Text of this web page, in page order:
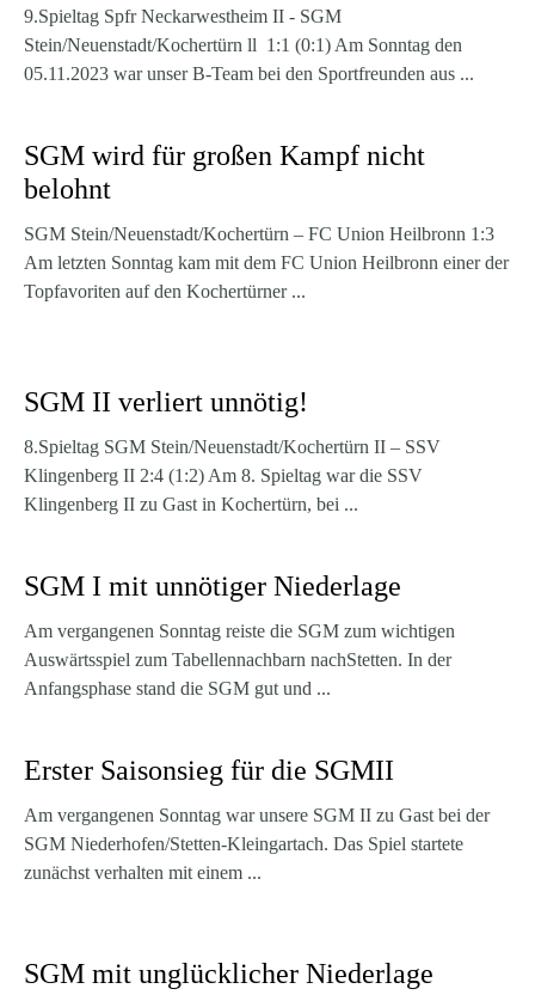
9.Spieltag Spfr Neckarwestheim II - SGM
Stein/Neuenstadt/Kochertürn ll 1:1 (0:1) Am Sonntag den
05.11.2023 war unser B-Team bei den Sportfreunden aus ...
SGM wird für großen Kampf nicht
belohnt
SGM Stein/Neuenstadt/Kochertürn – FC Union Heilbronn 1:3
Am letzten Sonntag kam mit dem FC Union Heilbronn einer der
Topfavoriten auf den Kochertürner ...
SGM II verliert unnötig!
8.Spieltag SGM Stein/Neuenstadt/Kochertürn II – SSV
Klingenberg II 2:4 (1:2) Am 8. Spieltag war die SSV
Klingenberg II zu Gast in Kochertürn, bei ...
SGM I mit unnötiger Niederlage
Am vergangenen Sonntag reiste die SGM zum wichtigen
Auswärtsspiel zum Tabellennachbarn nachStetten. In der
Anfangsphase stand die SGM gut und ...
Erster Saisonsieg für die SGMII
Am vergangenen Sonntag war unsere SGM II zu Gast bei der
SGM Niederhofen/Stetten-Kleingartach. Das Spiel startete
zunächst verhalten mit einem ...
SGM mit unglücklicher Niederlage